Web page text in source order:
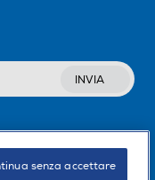
INVIA
senza accettare